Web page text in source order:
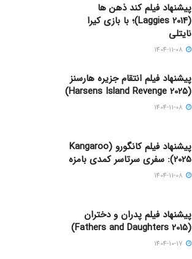
پیشنهاد فیلم کند ذهن ها
(Laggies 2014)؛ با بازی کیرا
نایتلی
پیشنهاد فیلم انتقام جزیره هارسنز
(Harsens Island Revenge 2025)
پیشنهاد فیلم کانگورو (Kangaroo
2025): سفری سرتاسر کمدی بامزه
پیشنهاد فیلم پدران و دختران
(Fathers and Daughters 2015)